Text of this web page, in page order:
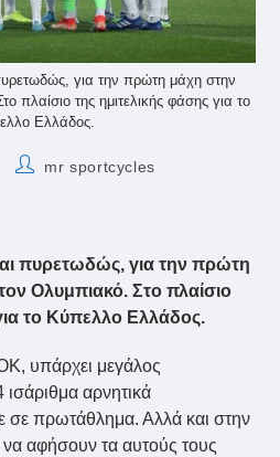
για την πρώτη μάχη στην
πλαίσιο της ημιτελικής φάσης για το
Ελλάδος.
Postmr sportcycles
πυρετωδώς, για την πρώτη
Ολυμπιακό. Στο πλαίσιο
το Κύπελλο Ελλάδος.
υπάρχει μεγάλος
αρνητικά
σε πρωτάθλημα. Αλλά και στην
αφήσουν τα αυτούς τους